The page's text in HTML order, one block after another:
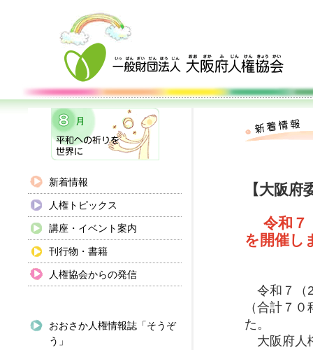
新着情報
人権トピックス
講座・イベント案内
刊行物・書籍
人権協会からの発信
おおさか人権情報誌「そうぞ
う」
【大阪府
令和７
を開催し
令和７（
（合計７
た。
大阪府人